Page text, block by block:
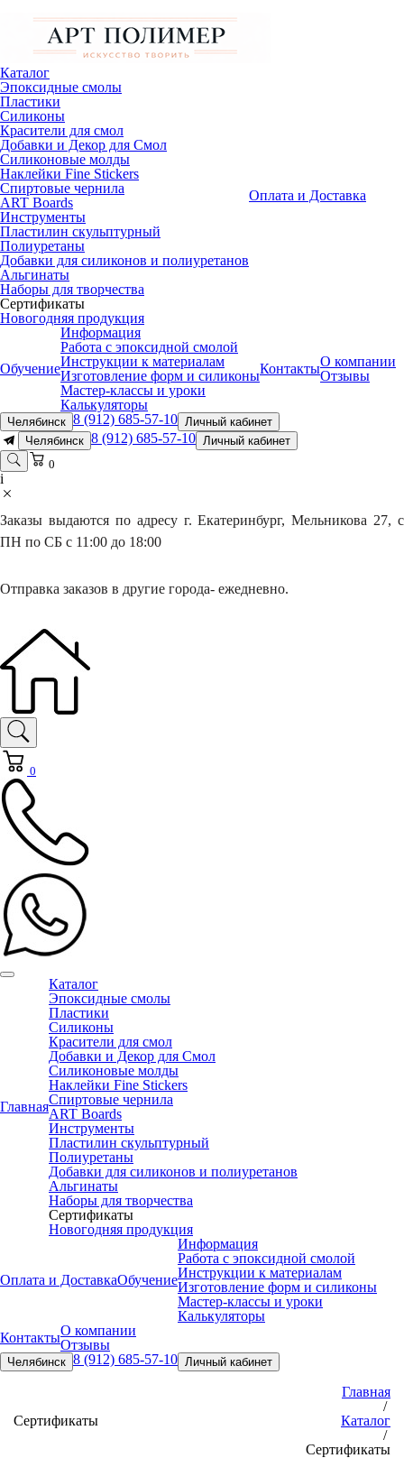
Каталог
Эпоксидные смолы
Пластики
Силиконы
Красители для смол
Добавки и Декор для Смол
Силиконовые молды
Наклейки Fine Stickers
Спиртовые чернила
ART Boards
Инструменты
Пластилин скульптурный
Полиуретаны
Добавки для силиконов и полиуретанов
Альгинаты
Наборы для творчества
Сертификаты
Новогодняя продукция
Оплата и Доставка
Обучение
Информация
Работа с эпоксидной смолой
Инструкции к материалам
Изготовление форм и силиконы
Мастер-классы и уроки
Калькуляторы
КонтактыО компании
Отзывы
Челябинск 8 (912) 685-57-10 Личный кабинет
Челябинск 8 (912) 685-57-10 Личный кабинет
0
i
Заказы выдаются по адресу г. Екатеринбург, Мельникова 27, с
ПН по СБ с 11:00 до 18:00
Отправка заказов в другие города- ежедневно.
0
Главная
Каталог
Эпоксидные смолы
Пластики
Силиконы
Красители для смол
Добавки и Декор для Смол
Силиконовые молды
Наклейки Fine Stickers
Спиртовые чернила
ART Boards
Инструменты
Пластилин скульптурный
Полиуретаны
Добавки для силиконов и полиуретанов
Альгинаты
Наборы для творчества
Сертификаты
Новогодняя продукция
Оплата и ДоставкаОбучение
Информация
Работа с эпоксидной смолой
Инструкции к материалам
Изготовление форм и силиконы
Мастер-классы и уроки
Калькуляторы
КонтактыО компании
Отзывы
Челябинск 8 (912) 685-57-10 Личный кабинет
Сертификаты
Главная
/
Каталог
/
Сертификаты